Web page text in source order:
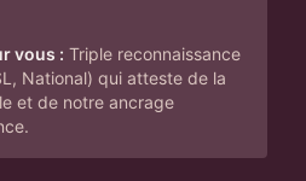
vous : Triple reconnaissance
National) qui atteste de la
et de notre ancrage